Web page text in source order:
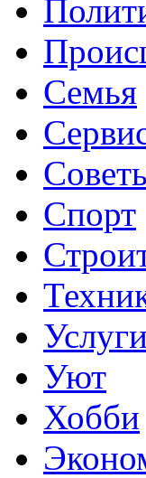
Семья
Спорт
Услуги
Уют
Хобби